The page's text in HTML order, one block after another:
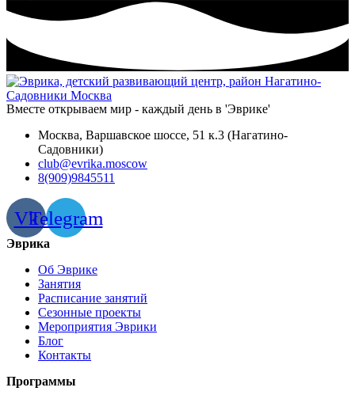
Вместе открываем мир - каждый день в 'Эврике'
Москва, Варшавское шоссе, 51 к.3 (Нагатино-
Садовники)
club@evrika.moscow
8(909)9845511
VkTelegram
Эврика
Об Эврике
Занятия
Расписание занятий
Сезонные проекты
Мероприятия Эврики
Блог
Контакты
Программы